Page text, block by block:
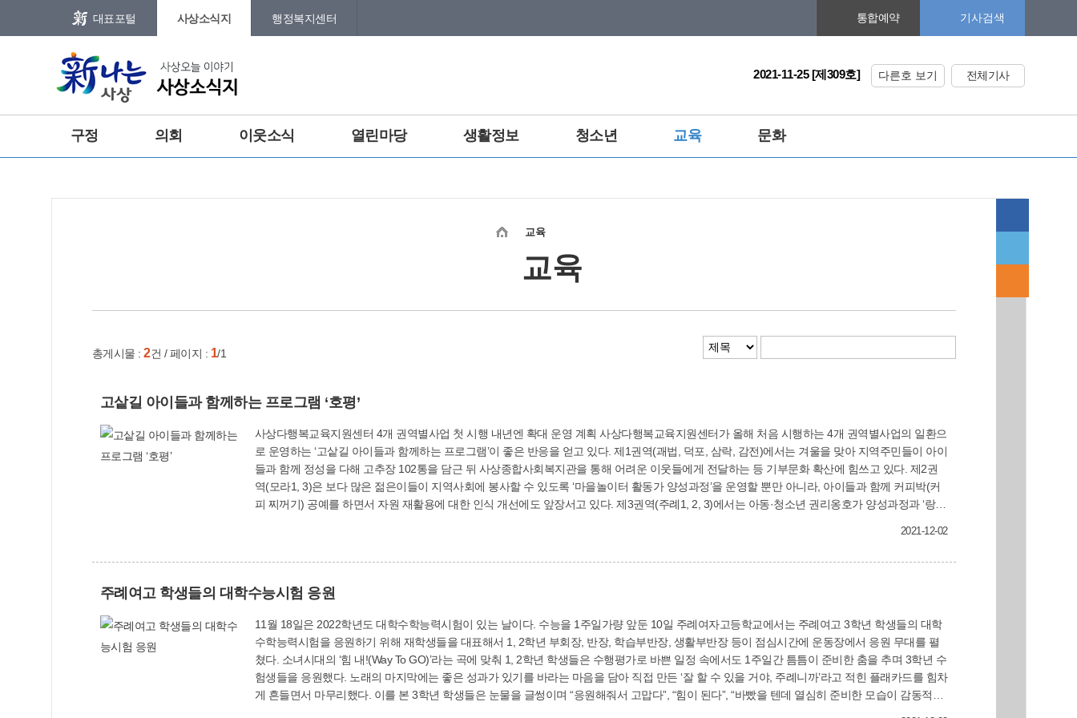
메인메뉴 바로가기
대표포털 사상소식지 행정복지센터 통합예약 기사검색
2021-11-25 [제309호] 다른호 보기 전체기사
구정 의회 이웃소식 열린마당 생활정보 청소년 교육 문화
교육
교육
총게시물 : 2건 / 페이지 : 1/1
고샅길 아이들과 함께하는 프로그램 ‘호평’
사상다행복교육지원센터 4개 권역별사업 첫 시행 내년엔 확대 운영 계획 사상다행복교육지원센터가 올해 처음 시행하는 4개 권역별사업의 일환으
로 운영하는 ‘고샅길 아이들과 함께하는 프로그램’이 좋은 반응을 얻고 있다. 제1권역(괘법, 덕포, 삼락, 감전)에서는 겨울을 맞아 지역주민들이 아이
들과 함께 정성을 다해 고추장 102통을 담근 뒤 사상종합사회복지관을 통해 어려운 이웃들에게 전달하는 등 기부문화 확산에 힘쓰고 있다. 제2권
역(모라1, 3)은 보다 많은 젊은이들이 지역사회에 봉사할 수 있도록 ‘마을놀이터 활동가 양성과정’을 운영할 뿐만 아니라, 아이들과 함께 커피박(커
피 찌꺼기) 공예를 하면서 자원 재활용에 대한 인식 개선에도 앞장서고 있다. 제3권역(주례1, 2, 3)에서는 아동·청소년 권리옹호가 양성과정과 ‘랑랑
2021-12-02
주례여고 학생들의 대학수능시험 응원
11월 18일은 2022학년도 대학수학능력시험이 있는 날이다. 수능을 1주일가량 앞둔 10일 주례여자고등학교에서는 주례여고 3학년 학생들의 대학
수학능력시험을 응원하기 위해 재학생들을 대표해서 1, 2학년 부회장, 반장, 학습부반장, 생활부반장 등이 점심시간에 운동장에서 응원 무대를 펼
쳤다. 소녀시대의 ‘힘 내!(Way To GO)’라는 곡에 맞춰 1, 2학년 학생들은 수행평가로 바쁜 일정 속에서도 1주일간 틈틈이 준비한 춤을 추며 3학년 수
험생들을 응원했다. 노래의 마지막에는 좋은 성과가 있기를 바라는 마음을 담아 직접 만든 ‘잘 할 수 있을 거야, 주례니까’라고 적힌 플래카드를 힘차
게 흔들면서 마무리했다. 이를 본 3학년 학생들은 눈물을 글썽이며 “응원해줘서 고맙다”, “힘이 된다”, “바빴을 텐데 열심히 준비한 모습이 감동적이